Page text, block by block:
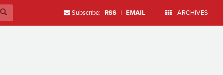
Subscribe: RSS | EMAIL ARCHIVES